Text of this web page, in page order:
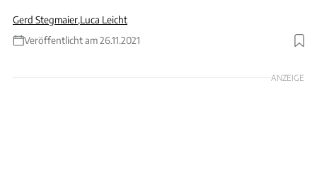
Gerd Stegmaier,Luca Leicht
Veröffentlicht am 26.11.2021
Foto: Mennekes
ANZEIGE